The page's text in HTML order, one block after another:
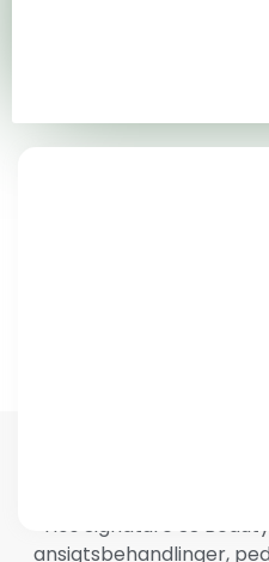
Hos Signature SS
ansigtsbehandlinger,